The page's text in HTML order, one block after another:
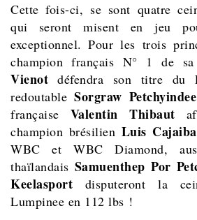
Cette fois-ci, se sont quatre
qui seront misent en jeu
exceptionnel. Pour les trois
champion français N° 1 de sa
Vienot défendra son titre du
redoutableSorgraw Petchyindee
française Valentin Thibaut
champion brésilien Luis Cajaiba
WBC et WBC Diamond,
thaïlandais Samuenthep Por
Keelasport disputeront la
Lumpinee en 112 lbs !